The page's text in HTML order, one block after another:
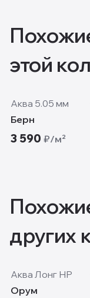
этой
Аква 5.05 мм
Берн
3 590 ₽/м²
других
7 мм
Аква Лонг HP
Орум